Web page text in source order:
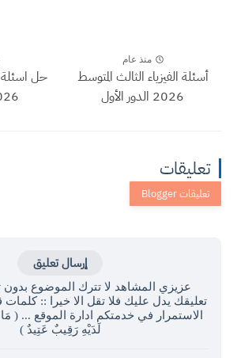
منذ عام
أسئلة الفيزياء الثالث المتوسط
2026 الدور الأول
حل
2026
تعليقات
إرسال تعليق
عزيزي المشاهد لا تترك الموضوع بدون
تعليقك يدل عليك فلا تقل الا خيرا :: كلمات
الاستمرار في خدمتكم ادارة الموقع ... (
لَدَيْهِ رَقِيبٌ عَتِيدٌ )